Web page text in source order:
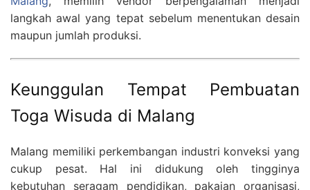
langkah awal yang tepat sebelum menentukan desain
maupun jumlah produksi.
Keunggulan Tempat Pembuatan
Toga Wisuda di Malang
Malang memiliki perkembangan industri konveksi yang
cukup pesat. Hal ini didukung oleh tingginya
kebutuhan seragam pendidikan, pakaian organisasi,